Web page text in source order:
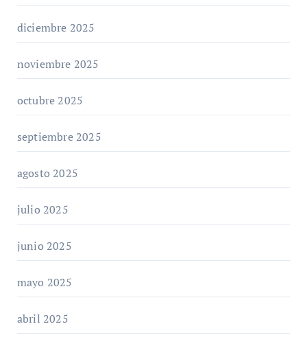
diciembre 2025
noviembre 2025
octubre 2025
septiembre 2025
agosto 2025
julio 2025
junio 2025
mayo 2025
abril 2025